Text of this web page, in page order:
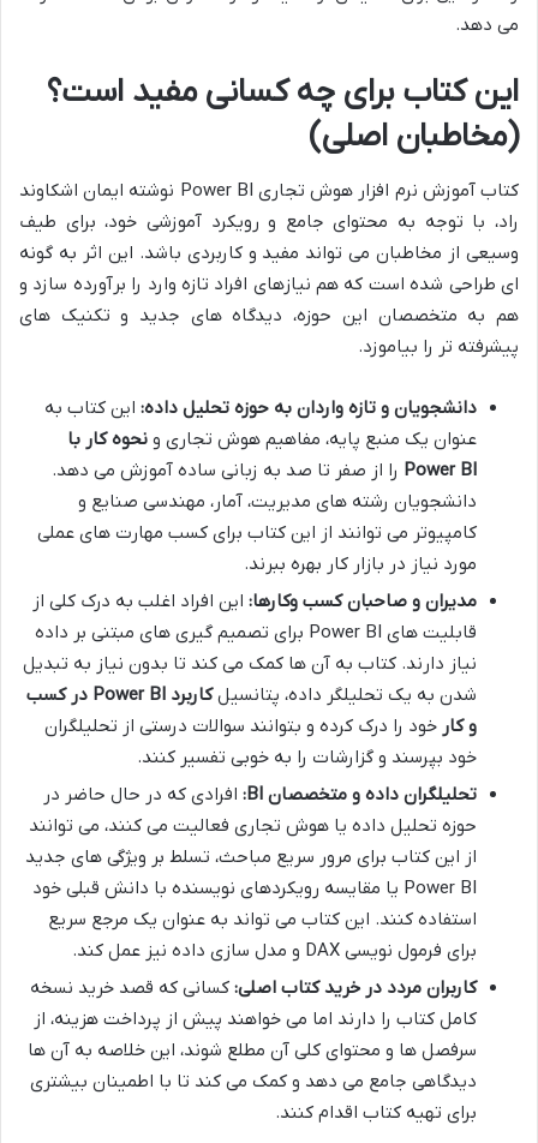
می دهد.
این کتاب برای چه کسانی مفید است؟
(مخاطبان اصلی)
کتاب آموزش نرم افزار هوش تجاری Power BI نوشته ایمان اشکاوند
راد، با توجه به محتوای جامع و رویکرد آموزشی خود، برای طیف
وسیعی از مخاطبان می تواند مفید و کاربردی باشد. این اثر به گونه
ای طراحی شده است که هم نیازهای افراد تازه وارد را برآورده سازد و
هم به متخصصان این حوزه، دیدگاه های جدید و تکنیک های
پیشرفته تر را بیاموزد.
دانشجویان و تازه واردان به حوزه تحلیل داده: این کتاب به
عنوان یک منبع پایه، مفاهیم هوش تجاری و نحوه کار با
Power BI را از صفر تا صد به زبانی ساده آموزش می دهد.
دانشجویان رشته های مدیریت، آمار، مهندسی صنایع و
کامپیوتر می توانند از این کتاب برای کسب مهارت های عملی
مورد نیاز در بازار کار بهره ببرند.
مدیران و صاحبان کسب وکارها: این افراد اغلب به درک کلی از
قابلیت های Power BI برای تصمیم گیری های مبتنی بر داده
نیاز دارند. کتاب به آن ها کمک می کند تا بدون نیاز به تبدیل
شدن به یک تحلیلگر داده، پتانسیل
کاربرد Power BI در کسب
و کار خود را درک کرده و بتوانند سوالات درستی از تحلیلگران
خود بپرسند و گزارشات را به خوبی تفسیر کنند.
تحلیلگران داده و متخصصان BI:
افرادی که در حال حاضر در
حوزه تحلیل داده یا هوش تجاری فعالیت می کنند، می توانند
از این کتاب برای مرور سریع مباحث، تسلط بر ویژگی های جدید
Power BI یا مقایسه رویکردهای نویسنده با دانش قبلی خود
استفاده کنند. این کتاب می تواند به عنوان یک مرجع سریع
برای فرمول نویسی DAX و مدل سازی داده نیز عمل کند.
کاربران مردد در خرید کتاب اصلی: کسانی که قصد خرید نسخه
کامل کتاب را دارند اما می خواهند پیش از پرداخت هزینه، از
سرفصل ها و محتوای کلی آن مطلع شوند، این خلاصه به آن ها
دیدگاهی جامع می دهد و کمک می کند تا با اطمینان بیشتری
برای تهیه کتاب اقدام کنند.